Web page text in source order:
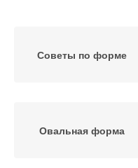
Советы по форме
Овальная форма